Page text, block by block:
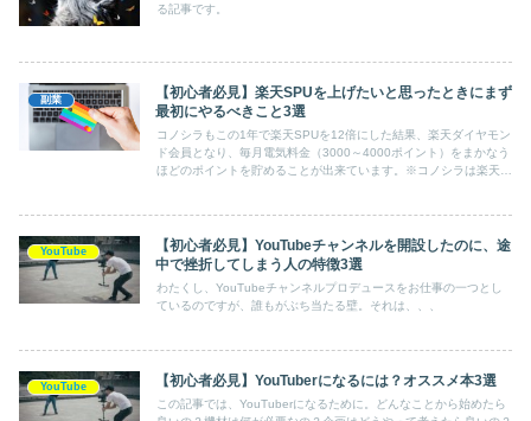
る記事です。
副業
【初心者必見】楽天SPUを上げたいと思ったときにまず
最初にやるべきこと3選
コノシラもこの1年で楽天SPUを12倍にした結果、楽天ダイヤモン
ド会員となり、毎月電気料金（3000～4000ポイント）をまかなう
ほどのポイントを貯めることが出来ています。※コノシラは楽天で
YouTube
【初心者必見】YouTubeチャンネルを開設したのに、途
中で挫折してしまう人の特徴3選
わたくし、YouTubeチャンネルプロデュースをお仕事の一つとし
ているのですが、誰もがぶち当たる壁。それは、、、
YouTube 【初心者必見】YouTuberになるには？オススメ本3選
この記事では、YouTuberになるために。どんなことから始めたら